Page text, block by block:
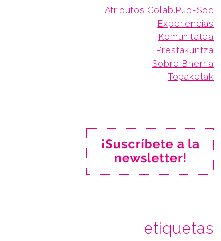
Atributos Colab.Pub-Soc
Experiencias
Komunitatea
Prestakuntza
Sobre Bherria
Topaketak
etiquetas